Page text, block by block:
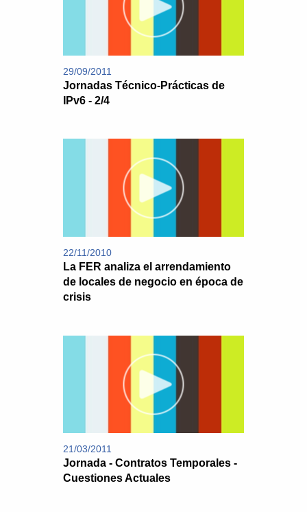
29/09/2011
Jornadas Técnico-Prácticas de
IPv6 - 2/4
22/11/2010
La FER analiza el arrendamiento
de locales de negocio en época de
crisis
21/03/2011
Jornada - Contratos Temporales -
Cuestiones Actuales